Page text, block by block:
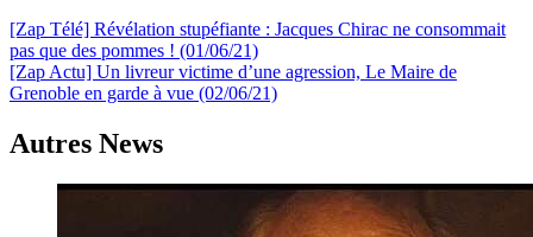
Navigation
de
l’article
[Zap Télé] Révélation stupéfiante : Jacques Chirac ne consommait
pas que des pommes ! (01/06/21)
[Zap Actu] Un livreur victime d’une agression, Le Maire de
Grenoble en garde à vue (02/06/21)
Autres News